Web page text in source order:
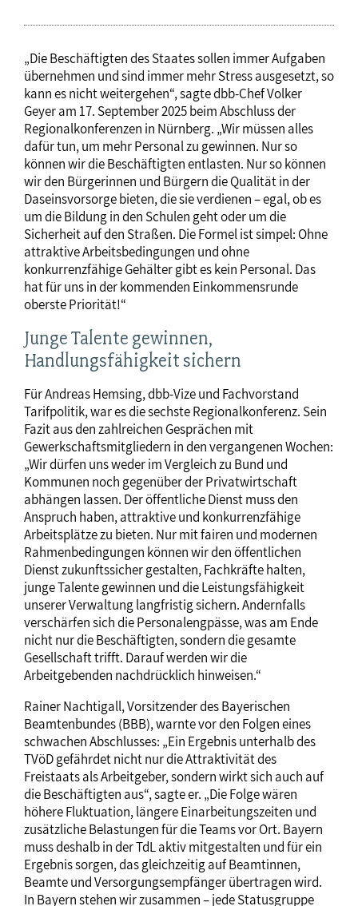
„Die Beschäftigten des Staates sollen immer Aufgaben
übernehmen und sind immer mehr Stress ausgesetzt, so
kann es nicht weitergehen“, sagte dbb-Chef Volker
Geyer am 17. September 2025 beim Abschluss der
Regionalkonferenzen in Nürnberg. „Wir müssen alles
dafür tun, um mehr Personal zu gewinnen. Nur so
können wir die Beschäftigten entlasten. Nur so können
wir den Bürgerinnen und Bürgern die Qualität in der
Daseinsvorsorge bieten, die sie verdienen – egal, ob es
um die Bildung in den Schulen geht oder um die
Sicherheit auf den Straßen. Die Formel ist simpel: Ohne
attraktive Arbeitsbedingungen und ohne
konkurrenzfähige Gehälter gibt es kein Personal. Das
hat für uns in der kommenden Einkommensrunde
oberste Priorität!“
Junge Talente gewinnen,
Handlungsfähigkeit sichern
Für Andreas Hemsing, dbb-Vize und Fachvorstand
Tarifpolitik, war es die sechste Regionalkonferenz. Sein
Fazit aus den zahlreichen Gesprächen mit
Gewerkschaftsmitgliedern in den vergangenen Wochen:
„Wir dürfen uns weder im Vergleich zu Bund und
Kommunen noch gegenüber der Privatwirtschaft
abhängen lassen. Der öffentliche Dienst muss den
Anspruch haben, attraktive und konkurrenzfähige
Arbeitsplätze zu bieten. Nur mit fairen und modernen
Rahmenbedingungen können wir den öffentlichen
Dienst zukunftssicher gestalten, Fachkräfte halten,
junge Talente gewinnen und die Leistungsfähigkeit
unserer Verwaltung langfristig sichern. Andernfalls
verschärfen sich die Personalengpässe, was am Ende
nicht nur die Beschäftigten, sondern die gesamte
Gesellschaft trifft. Darauf werden wir die
Arbeitgebenden nachdrücklich hinweisen.“
Rainer Nachtigall, Vorsitzender des Bayerischen
Beamtenbundes (BBB), warnte vor den Folgen eines
schwachen Abschlusses: „Ein Ergebnis unterhalb des
TVöD gefährdet nicht nur die Attraktivität des
Freistaats als Arbeitgeber, sondern wirkt sich auch auf
die Beschäftigten aus“, sagte er. „Die Folge wären
höhere Fluktuation, längere Einarbeitungszeiten und
zusätzliche Belastungen für die Teams vor Ort. Bayern
muss deshalb in der TdL aktiv mitgestalten und für ein
Ergebnis sorgen, das gleichzeitig auf Beamtinnen,
Beamte und Versorgungsempfänger übertragen wird.
In Bayern stehen wir zusammen – jede Statusgruppe